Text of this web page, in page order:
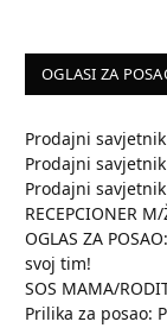
OGLASI ZA
Prodajni
Prodajni savjetnik
Prodajni
RECEPCIONER M/
OGLAS ZA
svoj tim!
SOS MAMA/
Prilika za posao: